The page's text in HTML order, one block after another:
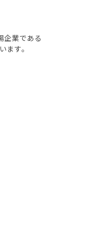
企業である
す。